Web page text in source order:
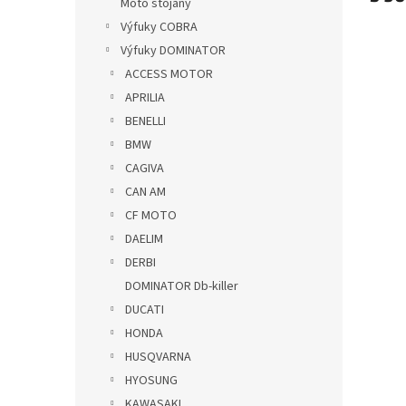
Moto stojany
Výfuky COBRA
Výfuky DOMINATOR
ACCESS MOTOR
APRILIA
BENELLI
BMW
CAGIVA
CAN AM
CF MOTO
DAELIM
DERBI
DOMINATOR Db-killer
DUCATI
HONDA
HUSQVARNA
HYOSUNG